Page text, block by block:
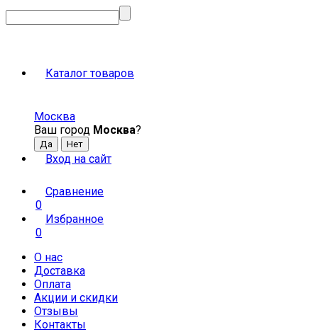
Каталог товаров
Москва
Ваш город Москва?
Вход на сайт
Сравнение
0
Избранное
0
О нас
Доставка
Оплата
Акции и скидки
Отзывы
Контакты